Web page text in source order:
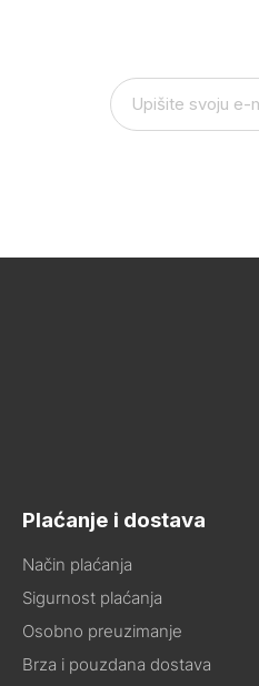
Plaćanje i dostava
Način plaćanja
Sigurnost plaćanja
Osobno preuzimanje
Brza i pouzdana dostava